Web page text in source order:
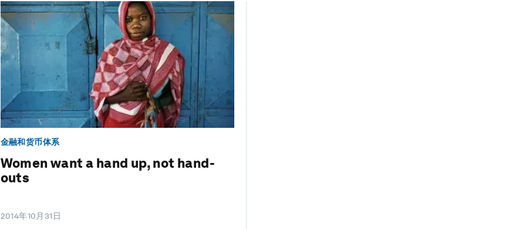
金融和货币体系
Women want a hand up, not hand-
outs
2014年10月31日